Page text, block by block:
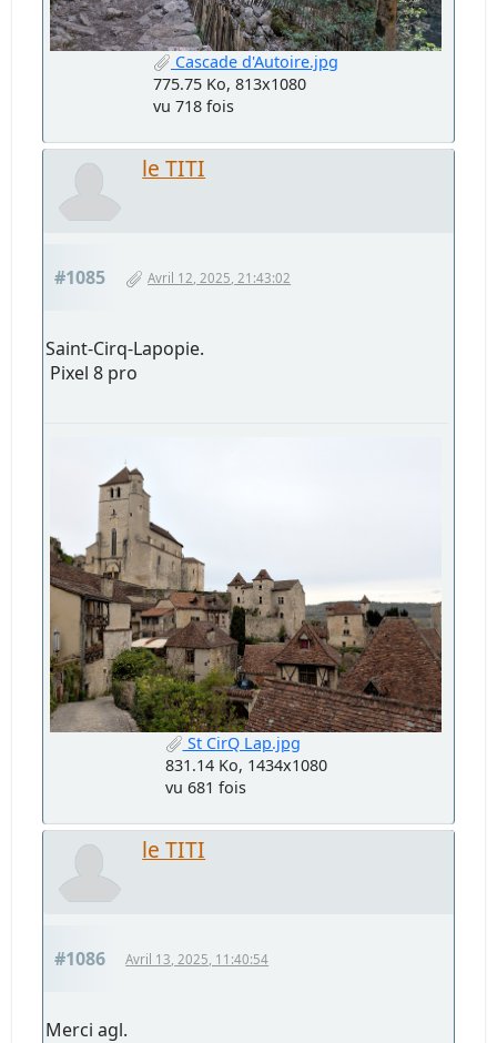
Cascade d'Autoire.jpg
775.75 Ko, 813x1080
vu 718 fois
le TITI
#1085 Avril 12, 2025, 21:43:02
Saint-Cirq-Lapopie.
Pixel 8 pro
St CirQ Lap.jpg
831.14 Ko, 1434x1080
vu 681 fois
le TITI
#1086 Avril 13, 2025, 11:40:54
Merci agl.